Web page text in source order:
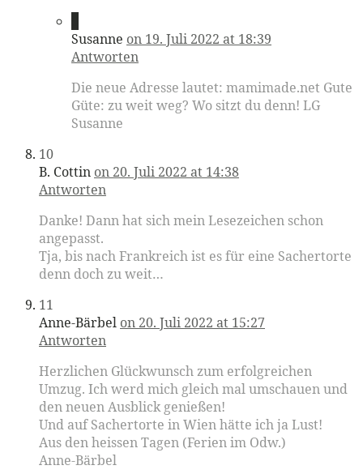
Susanne on 19. Juli 2022 at 18:39
Antworten
Die neue Adresse lautet: mamimade.net Gute
Güte: zu weit weg? Wo sitzt du denn! LG
Susanne
10
B. Cottin on 20. Juli 2022 at 14:38
Antworten
Danke! Dann hat sich mein Lesezeichen schon
angepasst.
Tja, bis nach Frankreich ist es für eine Sachertorte
denn doch zu weit…
11
Anne-Bärbel on 20. Juli 2022 at 15:27
Antworten
Herzlichen Glückwunsch zum erfolgreichen
Umzug. Ich werd mich gleich mal umschauen und
den neuen Ausblick genießen!
Und auf Sachertorte in Wien hätte ich ja Lust!
Aus den heissen Tagen (Ferien im Odw.)
Anne-Bärbel